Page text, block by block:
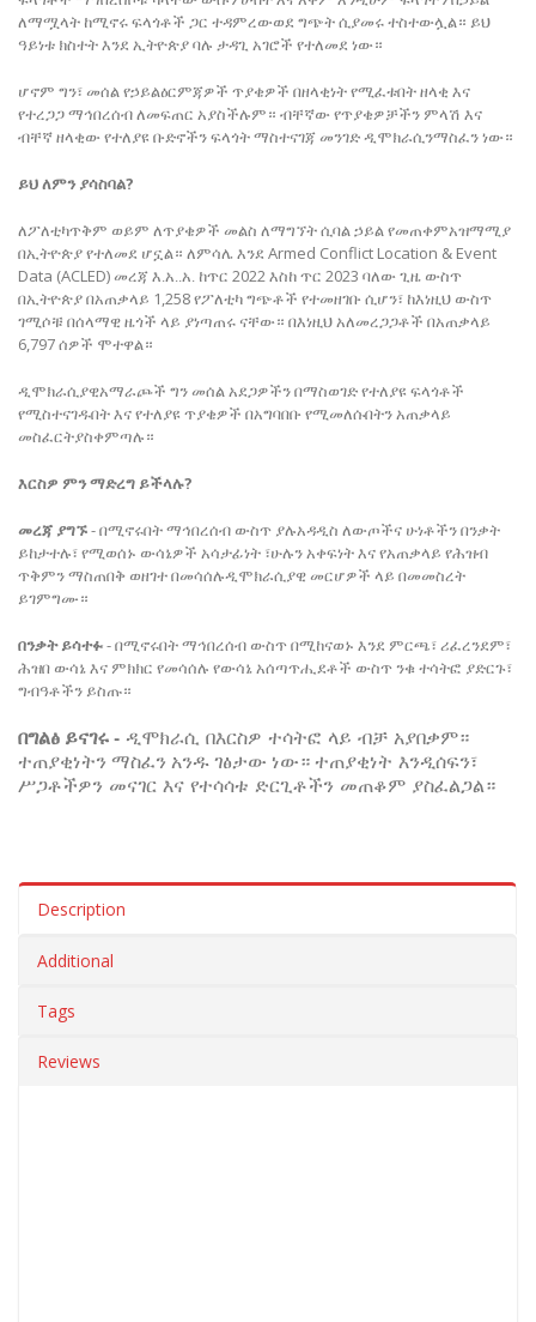
ለማሟላት ከሚኖሩ ፍላጎቶች ጋር ተዳምረውወደ ግጭት ሲያመሩ ተስተውሏል። ይህ
ዓይነቱ ክስተት እንደ ኢትዮጵያ ባሉ ታዳጊ አገሮች የተለመደ ነው።
ሆኖም ግን፣ መሰል የኃይልዕርምጃዎች ጥያቄዎች በዘላቂነት የሚፈቱበት ዘላቂ እና
የተረጋጋ ማኅበረሰብ ለመፍጠር አያስችሉም። ብቸኛው የጥያቄዎቻችን ምላሽ እና
ብቸኛ ዘላቂው የተለያዩ ቡድኖችን ፍላጎት ማስተናገጃ መንገድ ዲሞክራሲንማስፈን ነው።
ይህ ለምን ያሳስባል?
ለፖለቲካጥቅም ወይም ለጥያቄዎች መልስ ለማግኘት ሲባል ኃይል የመጠቀምአዝማሚያ
በኢትዮጵያ የተለመደ ሆኗል። ለምሳሌ እንደ Armed Conflict Location & Event
Data (ACLED) መረጃ እ.አ..አ. ከጥር 2022 እስከ ጥር 2023 ባለው ጊዜ ውስጥ
በኢትዮጵያ በአጠቃላይ 1,258 የፖለቲካ ግጭቶች የተመዘገቡ ሲሆን፣ ከእነዚህ ውስጥ
ገሚሶቹ በሰላማዊ ዜጎች ላይ ያነጣጠሩ ናቸው። በእነዚህ አለመረጋጋቶች በአጠቃላይ
6,797 ሰዎች ሞተዋል።
ዲሞክራሲያዊአማራጮች ግን መሰል አደጋዎችን በማስወገድ የተለያዩ ፍላጎቶች
የሚስተናገዱበት እና የተለያዩ ጥያቄዎች በአግባበቡ የሚመለሱበትን አጠቃላይ
መስፈርትያስቀምጣሉ።
እርስዎ ምን ማድረግ ይችላሉ?
መረጃ ያግኙ - በሚኖሩበት ማኅበረሰብ ውስጥ ያሉአዳዲስ ለውጦችና ሁነቶችን በንቃት
ይከታተሉ፣ የሚወሰኑ ውሳኔዎች አሳታፊነት ፣ሁሉን አቀፍነት እና የአጠቃላይ የሕዝብ
ጥቅምን ማስጠበቅ ወዘገተ በመሳሰሉዲሞክራሲያዊ መርሆዎች ላይ በመመስረት
ይገምግሙ።
በንቃት ይሳተፉ - በሚኖሩበት ማኅበረሰብ ውስጥ በሚከናወኑ እንደ ምርጫ፣ ሪፈረንደም፣
ሕዝበ ውሳኔ እና ምክክር የመሳሰሉ የውሳኔ አሰጣጥሒደቶች ውስጥ ንቁ ተሳትፎ ያድርጉ፣
ግብዓቶችን ይስጡ።
በግልፅ ይናገሩ - ዲሞክራሲ በእርስዎ ተሳትፎ ላይ ብቻ አያበቃም።
ተጠያቂነትን ማስፈን አንዱ ገፅታው ነው። ተጠያቂነት እንዲሰፍን፣
ሥጋቶችዎን መናገር እና የተሳሳቱ ድርጊቶችን መጠቆም ያስፈልጋል።
Description
Additional
Tags
Reviews